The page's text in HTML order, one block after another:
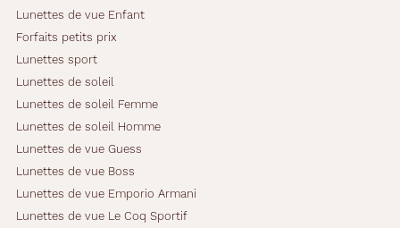
Lunettes de vue Enfant
Forfaits petits prix
Lunettes sport
Lunettes de soleil
Lunettes de soleil Femme
Lunettes de soleil Homme
Lunettes de vue Guess
Lunettes de vue Boss
Lunettes de vue Emporio Armani
Lunettes de vue Le Coq Sportif